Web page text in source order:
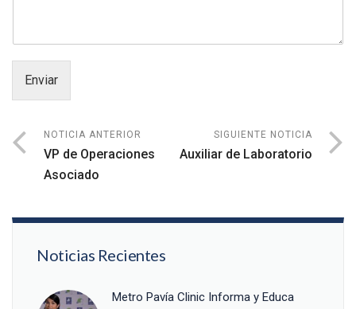
Enviar
NOTICIA ANTERIOR
VP de Operaciones
Asociado
SIGUIENTE NOTICIA
Auxiliar de Laboratorio
Noticias Recientes
Metro Pavía Clinic Informa y Educa